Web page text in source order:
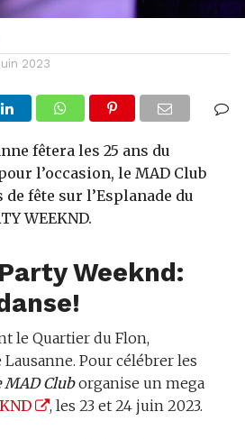
2023
fêtera les 25 ans du
l’occasion, le MAD Club
fête sur l’Esplanade du
WEEKND.
Weeknd:
le Quartier du Flon,
Lausanne. Pour célébrer les
MAD Cluborganise un mega
, les 23 et 24 juin 2023.